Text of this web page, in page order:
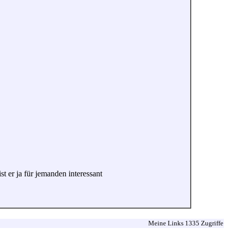
er ja für jemanden interessant
Meine Links 1335 Zugriffe